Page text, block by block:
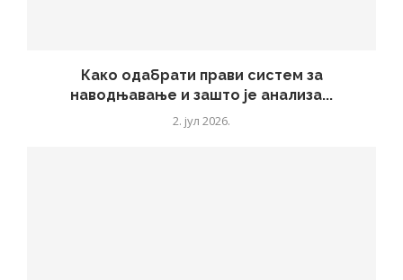
Како одабрати прави систем за
наводњавање и зашто је анализа...
2. јул 2026.